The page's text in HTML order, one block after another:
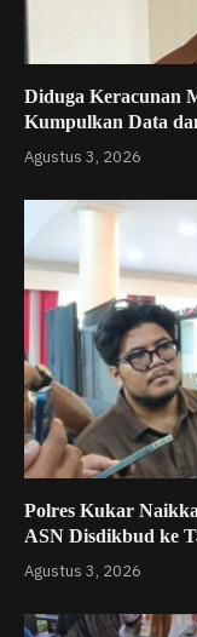
Diduga Keracunan
Kumpulkan Data
Agustus 3, 2026
Polres Kukar
ASN Disdikbud ke
Agustus 3, 2026